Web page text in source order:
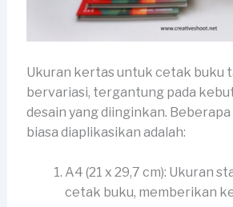
Ukuran kertas untuk cetak buku
bervariasi, tergantung pada
desain yang diinginkan.
biasa diaplikasikan adalah:
A4 (21 x 29,7 cm): Ukuran
cetak buku, memberikan